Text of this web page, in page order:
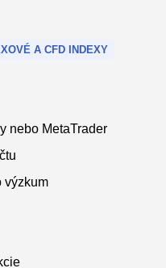
A CFD INDEXY
nebo MetaTrader
výzkum